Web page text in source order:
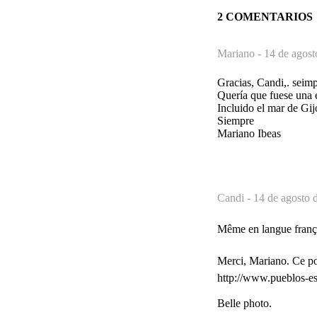
2 COMENTARIOS
Mariano - 14 de
Gracias, Candi,.
Quería que fuese
Incluido el mar de
Siempre
Mariano Ibeas
Candi - 14 de agosto
Même en langue
Merci, Mariano. Ce
http://www.pueblos-
Belle photo.